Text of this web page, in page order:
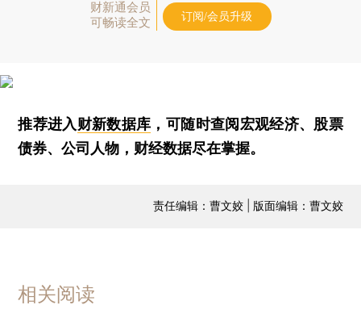
财新通会员
可畅读全文
订阅/会员升级
推荐进入财新数据库 ，可随时查阅宏观经济、股票
债券、公司人物，财经数据尽在掌握。
责任编辑：曹文姣 | 版面编辑：曹文姣
相关阅读